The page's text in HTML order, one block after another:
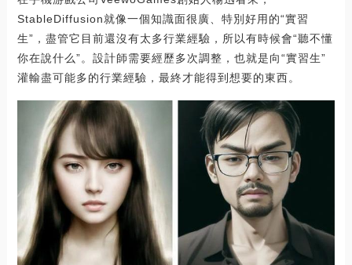
StableDiffusion就像一個知識面很廣、特別好用的“實習
生”，盡管它目前還沒有太多行業經驗，所以有時候會“聽不懂
你在說什么”。設計師需要經歷多次調整，也就是向“實習生”
灌輸盡可能多的行業經驗，最終才能得到想要的東西。